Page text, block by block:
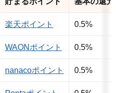
楽天ポイント 0.5%
WAONポイント 0.5%
nanacoポイント 0.5%